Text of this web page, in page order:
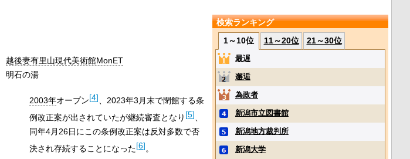
越後妻有里山現代美術館MonET
明石の湯
2003年オープン[4] 、2023年3月末で閉館する条
例改正案が出されていたが継続審査となり [5]
同年4月26日にこの条例改正案は反対多数で否
決され存続することになった[6]。
検索ランキング
1～10位
11～20位 21～30位
最遅
邂逅
為政者
新潟市立図書館
新潟地方裁判所
新潟大学